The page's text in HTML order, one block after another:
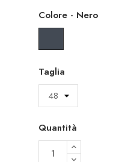
Colore - Nero
Taglia
Quantità